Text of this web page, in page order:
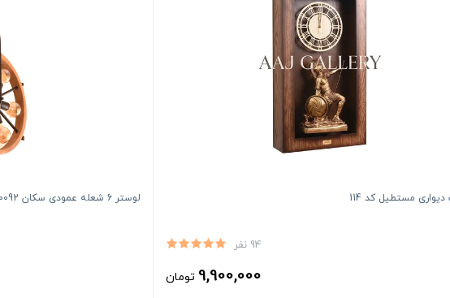
مستطیل کد 114
94 نفر
9,900,000 تومان
لوستر 6 شعله عمودی سکان CIL50092